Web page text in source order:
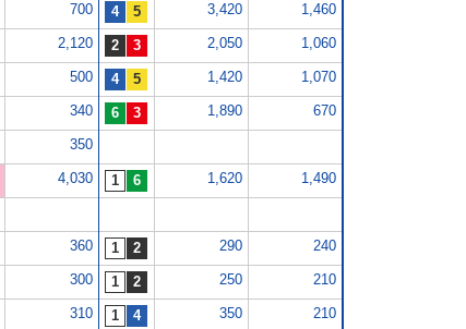
700 3,420 1,460
2,120 2,050 1,060
500 1,420 1,070
340 1,890 670
350
4,030 1,620 1,490
360 290 240
300 250 210
310 350 210